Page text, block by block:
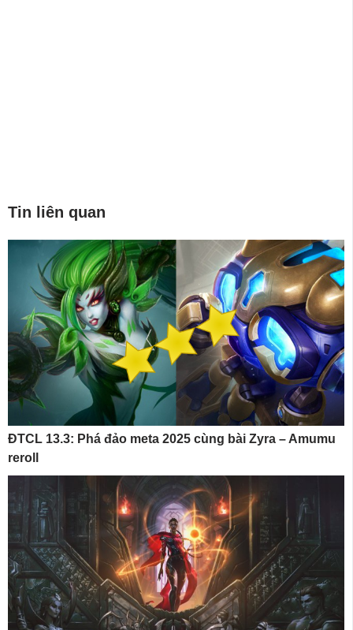
Tin liên quan
ĐTCL 13.3: Phá đảo meta 2025 cùng bài Zyra – Amumu
reroll